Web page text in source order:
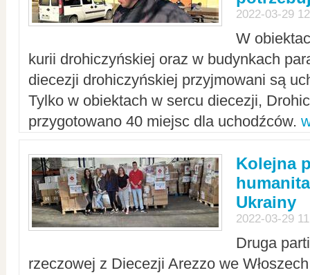
2022-03-29
W
kurii drohiczyńskiej oraz w budynkach
diecezji drohiczyńskiej przyjmowani są
Tylko w obiektach w sercu diecezji,
przygotowano 40 miejsc dla uchodźców.
Kolejna
Ukrainy
2022-03-29
Druga
rzeczowej z Diecezji Arezzo we